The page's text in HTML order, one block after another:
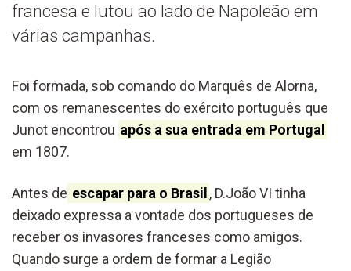
francesa e lutou ao lado de Napoleão em
várias campanhas.
Foi formada, sob comando do Marquês de Alorna,
com os remanescentes do exército português que
Junot encontrou após a sua entrada em Portugal
em 1807.
Antes de escapar para o Brasil, D.João VI tinha
deixado expressa a vontade dos portugueses de
receber os invasores franceses como amigos.
Quando surge a ordem de formar a Legião